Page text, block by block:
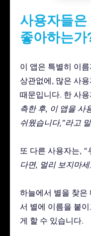
사용자들
좋아하는가
이 앱은 특별히 이
상관없에, 많은 사
때문입니다. 한 사용
측한 후, 이 앱을 사
쉬웠습니다,”라고
또 다른 사용자는, “
다면, 멀리 보지마
하늘에서 별을 찾은
서 별에 이름을 붙
게 할 수 있습니다.